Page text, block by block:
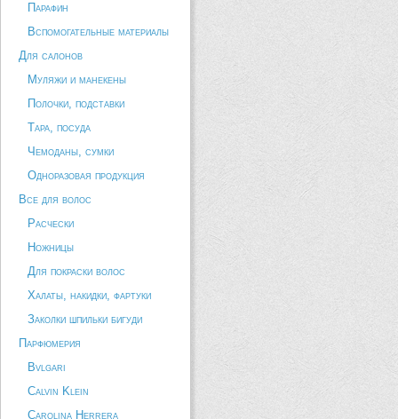
Парафин
Вспомогательные материалы
Для салонов
Муляжи и манекены
Полочки, подставки
Тара, посуда
Чемоданы, сумки
Одноразовая продукция
Все для волос
Расчески
Ножницы
Для покраски волос
Халаты, накидки, фартуки
Заколки шпильки бигуди
Парфюмерия
Bvlgari
Calvin Klein
Carolina Herrera